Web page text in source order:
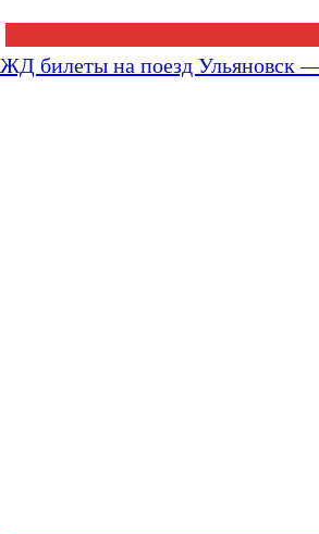
ЖД билеты на поезд Ульяновск